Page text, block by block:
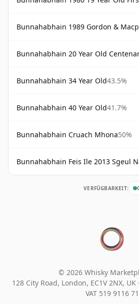
Bunnahabhain 1989 Gordon &
Bunnahabhain 20 Year Old
Bunnahabhain 34 Year Old43.5%
Bunnahabhain 40 Year Old41.7%
Bunnahabhain Cruach Mhona50%
Bunnahabhain Feis Ile 2013 Sgeul
VERFÜGBARKEIT:
© 2026 Whisky
128 City Road, London, EC1V 2NX, UK ·
VAT 519 9116 71